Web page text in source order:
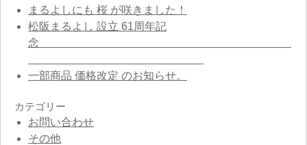
まるよしにも 桜 が咲きました！
松阪まるよし 設立 61周年記
念
一部商品 価格改定 のお知らせ。
カテゴリー
お問い合わせ
その他